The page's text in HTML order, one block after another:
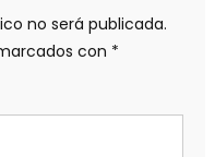
no será publicada.
con *